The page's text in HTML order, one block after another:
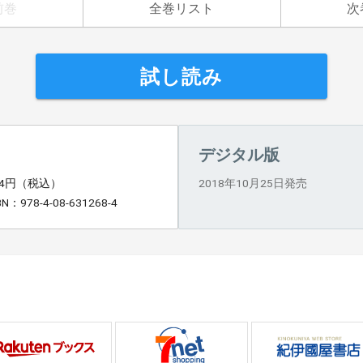
巻 全巻リスト 次
試し読み
円（税込）
：978-4-08-631268-4
デジタル版
2018年10月25日発売